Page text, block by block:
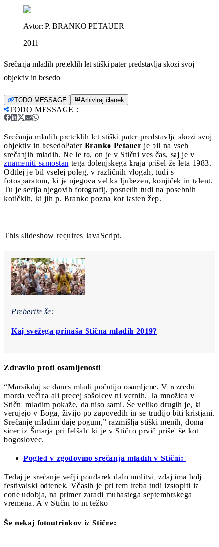
Avtor: P. BRANKO PETAUER
2011
Srečanja mladih preteklih let stiški pater predstavlja skozi svoj
objektiv in besedo
TODO MESSAGE Arhiviraj članek
TODO MESSAGE :
Srečanja mladih preteklih let stiški pater predstavlja skozi svoj
objektiv in besedoPater Branko Petauer je bil na vseh
srečanjih mladih. Ne le to, on je v Stični ves čas, saj je v
znameniti samostan tega dolenjskega kraja prišel že leta 1983.
Odtlej je bil vselej poleg, v različnih vlogah, tudi s
fotoaparatom, ki je njegova velika ljubezen, konjiček in talent.
Tu je serija njegovih fotografij, posnetih tudi na posebnih
kotičkih, ki jih p. Branko pozna kot lasten žep.
This slideshow requires JavaScript.
Preberite še:
Kaj svežega prinaša Stična mladih 2019?
Zdravilo proti osamljenosti
“Marsikdaj se danes mladi počutijo osamljene. V razredu
morda večina ali precej sošolcev ni vernih. Ta množica v
Stični mladim pokaže, da niso sami. Še veliko drugih je, ki
verujejo v Boga, živijo po zapovedih in se trudijo biti kristjani.
Srečanje mladim daje pogum,” razmišlja stiški menih, doma
sicer iz Šmarja pri Jelšah, ki je v Stično prvič prišel še kot
bogoslovec.
Pogled v zgodovino srečanja mladih v Stični:
Tedaj je srečanje večji poudarek dalo molitvi, zdaj ima bolj
festivalski odtenek. Včasih je pri tem treba tudi izstopiti iz
cone udobja, na primer zaradi muhastega septembrskega
vremena. A v Stični to ni težko.
Še nekaj fotoutrinkov iz Stične: